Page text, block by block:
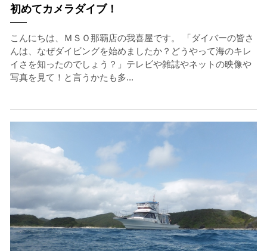
初めてカメラダイブ！
こんにちは、ＭＳＯ那覇店の我喜屋です。 「ダイバーの皆さ
んは、なぜダイビングを始めましたか？どうやって海のキレ
イさを知ったのでしょう？」テレビや雑誌やネットの映像や
写真を見て！と言うかたも多...